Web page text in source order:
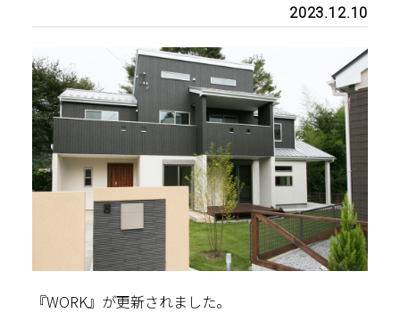
2023.12.10
『WORK』が更新されました。